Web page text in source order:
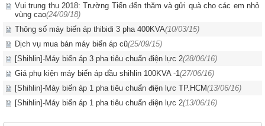
Vui trung thu 2018: Trường Tiến đến thăm và gửi quà cho các em nhỏ
vùng cao(24/09/18)
Thông số máy biến áp thibidi 3 pha 400KVA(10/03/15)
Dịch vụ mua bán máy biến áp cũ(25/09/15)
[Shihlin]-Máy biến áp 3 pha tiêu chuẩn điện lực 2(28/06/16)
Giá phụ kiện máy biến áp dầu shihlin 100KVA -1(27/06/16)
[Shihlin]-Máy biến áp 1 pha tiêu chuẩn điện lực TP.HCM(13/06/16)
[Shihlin]-Máy biến áp 1 pha tiêu chuẩn điện lực 2(13/06/16)